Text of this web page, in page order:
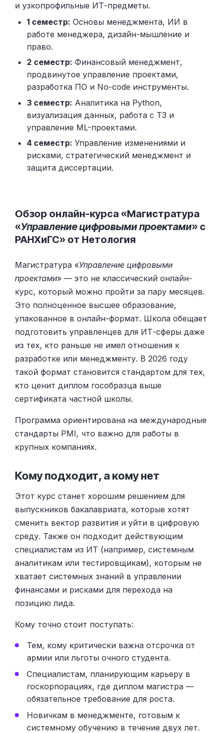
и узкопрофильные ИТ-предметы.
1 семестр: Основы менеджмента, ИИ в
работе менеджера, дизайн-мышление и
право.
2 семестр: Финансовый менеджмент,
продвинутое управление проектами,
разработка ПО и No-code инструменты.
3 семестр: Аналитика на Python,
визуализация данных, работа с ТЗ и
управление ML-проектами.
4 семестр: Управление изменениями и
рисками, стратегический менеджмент и
защита диссертации.
Обзор онлайн-курса «Магистратура
«Управление цифровыми проектами» с
РАНХиГС» от Нетология
Магистратура «Управление цифровыми
проектами» — это не классический онлайн-
курс, который можно пройти за пару месяцев.
Это полноценное высшее образование,
упакованное в онлайн-формат. Школа обещает
подготовить управленцев для ИТ-сферы даже
из тех, кто раньше не имел отношения к
разработке или менеджменту. В 2026 году
такой формат становится стандартом для тех,
кто ценит диплом гособразца выше
сертификата частной школы.
Программа ориентирована на международные
стандарты PMI, что важно для работы в
крупных компаниях.
Кому подходит, а кому нет
Этот курс станет хорошим решением для
выпускников бакалавриата, которые хотят
сменить вектор развития и уйти в цифровую
среду. Также он подходит действующим
специалистам из ИТ (например, системным
аналитикам или тестировщикам), которым не
хватает системных знаний в управлении
финансами и рисками для перехода на
позицию лида.
Кому точно стоит поступать:
Тем, кому критически важна отсрочка от
армии или льготы очного студента.
Специалистам, планирующим карьеру в
госкорпорациях, где диплом магистра —
обязательное требование для роста.
Новичкам в менеджменте, готовым к
системному обучению в течение двух лет.